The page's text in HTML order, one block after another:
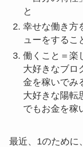
と
幸せな働き方
ューをするこ
働くこと＝楽
大好きなブロ
金を稼いでみ
大好きな陽転
でもお金を稼
最近、1のために